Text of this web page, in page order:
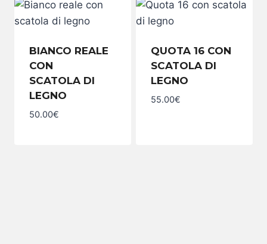
BIANCO REALE
CON
SCATOLA DI
LEGNO
50.00€
QUOTA 16 CON
SCATOLA DI
LEGNO
55.00€